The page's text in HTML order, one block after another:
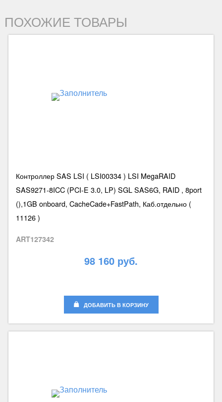
ПОХОЖИЕ ТОВАРЫ
Контроллер SAS LSI ( LSI00334 ) LSI MegaRAID
SAS9271-8ICC (PCI-E 3.0, LP) SGL SAS6G, RAID , 8port
(),1GB onboard, CacheCade+FastPath, Каб.отдельно (
11126 )
ART127342
98 160 руб.
ДОБАВИТЬ В КОРЗИНУ